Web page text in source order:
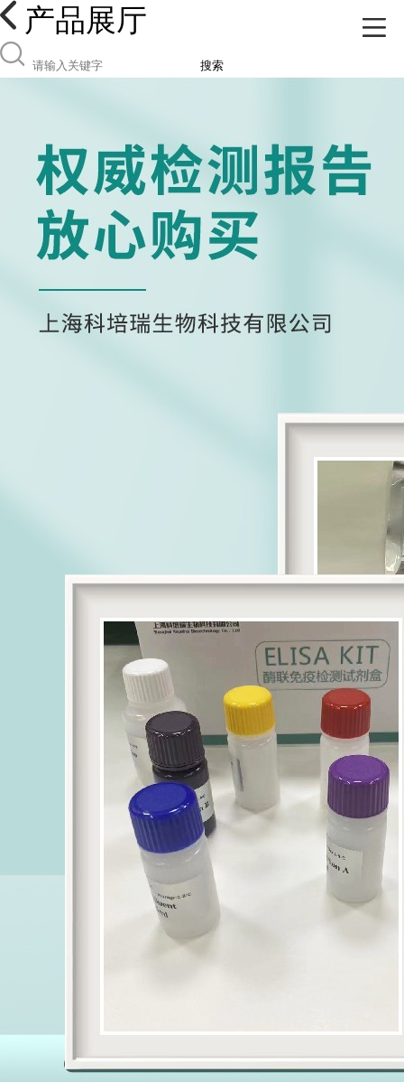
产品展厅
搜索